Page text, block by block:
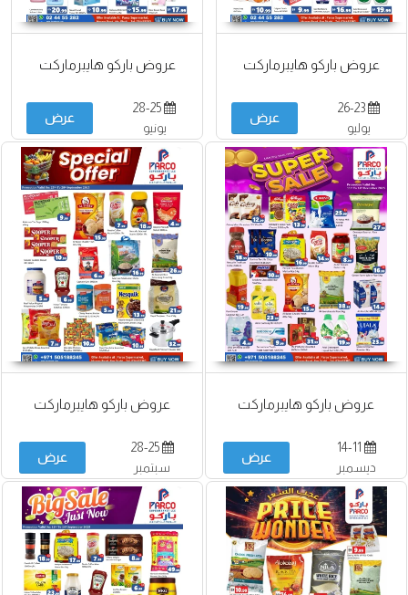
عروض باركو هايبرماركت
26-23
يوليو
عرض
عروض باركو هايبرماركت
28-25
يونيو
عرض
عروض باركو هايبرماركت
14-11
ديسمبر
عرض
عروض باركو هايبرماركت
28-25
سبتمبر
عرض